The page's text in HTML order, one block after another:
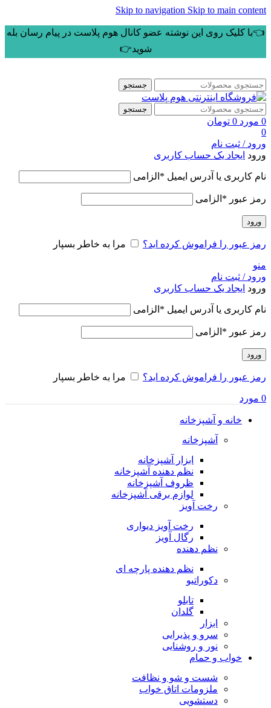
Skip to navigation Skip to main content
👈با کلیک روی این نوشته عضو کانال هوم پلاست در پیام رسان بله
شوید👉
جستجو
جستجو
0 مورد 0 تومان
0
ورود / ثبت نام
ورود ایجاد یک حساب کاربری
نام کاربری یا آدرس ایمیل * الزامی
رمز عبور * الزامی
ورود
رمز عبور را فراموش کرده اید؟ مرا به خاطر بسپار
منو
ورود / ثبت نام
ورود ایجاد یک حساب کاربری
نام کاربری یا آدرس ایمیل * الزامی
رمز عبور * الزامی
ورود
رمز عبور را فراموش کرده اید؟ مرا به خاطر بسپار
0 مورد
خانه و آشپزخانه
آشپزخانه
ابزار آشپزخانه
نظم دهنده آشپزخانه
ظروف آشپزخانه
لوازم برقی آشپزخانه
رخت آویز
رخت آویز دیواری
رگال آویز
نظم دهنده
نظم دهنده پارچه ای
دکوراتیو
تابلو
گلدان
ابزار
سرو و پذیرایی
نور و روشنایی
خواب و حمام
شست و شو و نظافت
ملزومات اتاق خواب
دستشویی